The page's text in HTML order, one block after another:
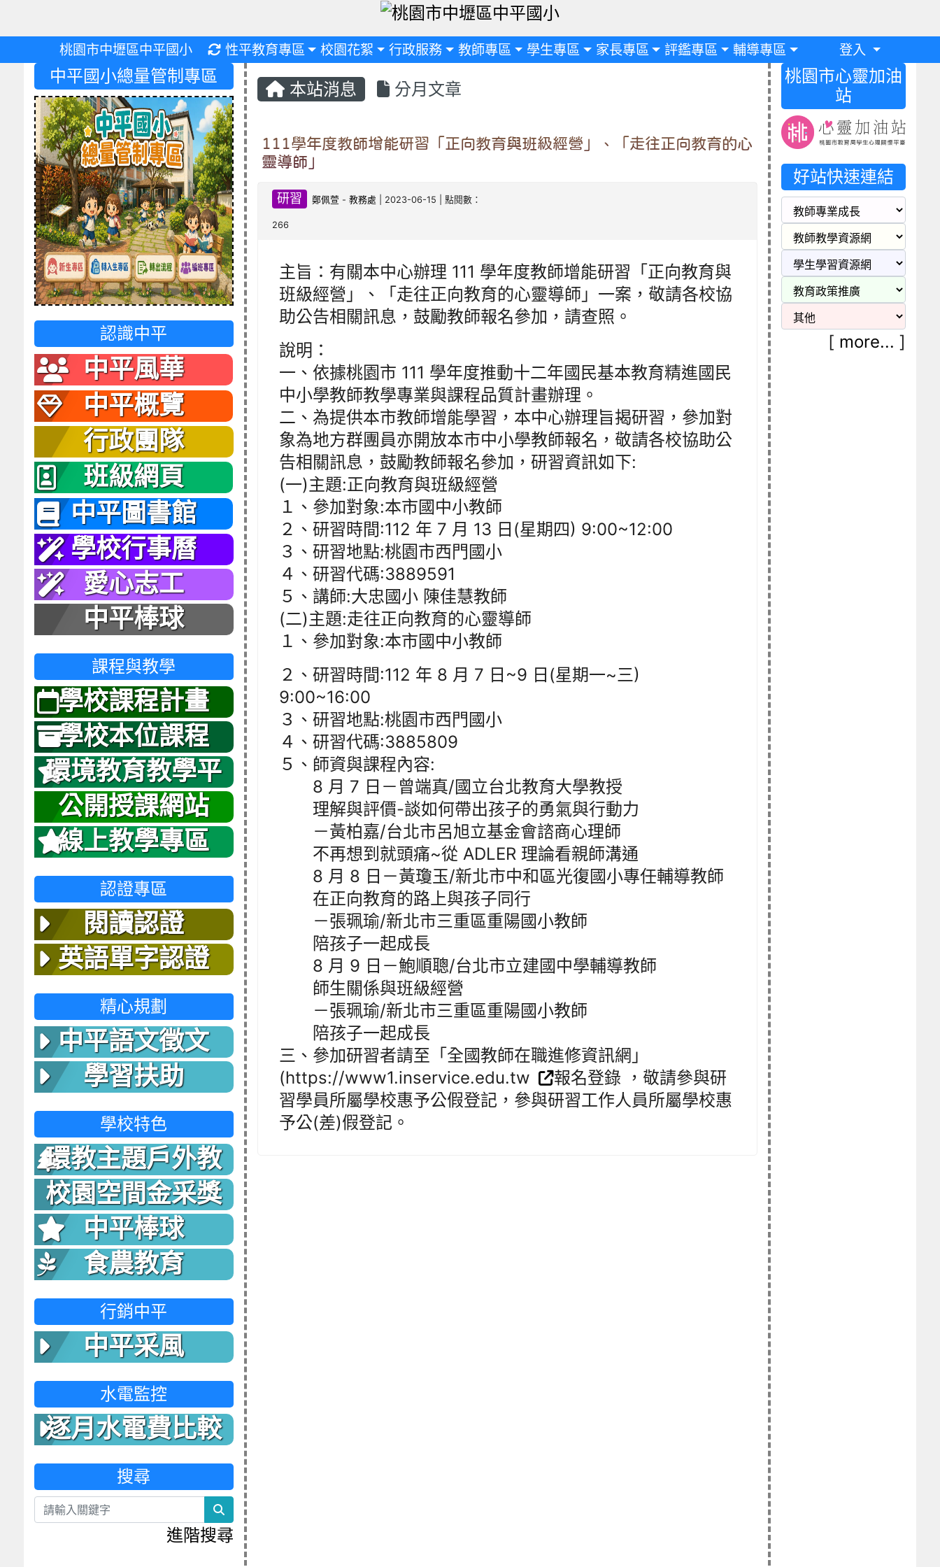
桃園市中壢區中平國小 重新取得佈景設定
性平教育專區 校園花絮 行政服務 教師專區 學生專區 家長專區 評鑑專區 輔導專區 登入
本站消息 分月文章
111學年度教師增能研習「正向教育與班級經營」、「走往正向教育的心
靈導師」
研習 鄭佩萱 -教務處 | 2023-06-15 | 點閱數：
266
主旨：有關本中心辦理 111 學年度教師增能研習「正向教育與
班級經營」、「走往正向教育的心靈導師」一案，敬請各校協
助公告相關訊息，鼓勵教師報名參加，請查照。
說明：
一、依據桃園市 111 學年度推動十二年國民基本教育精進國民
中小學教師教學專業與課程品質計畫辦理。
二、為提供本市教師增能學習，本中心辦理旨揭研習，參加對
象為地方群團員亦開放本市中小學教師報名，敬請各校協助公
告相關訊息，鼓勵教師報名參加，研習資訊如下:
(一)主題:正向教育與班級經營
１、參加對象:本市國中小教師
２、研習時間:112 年 7 月 13 日(星期四) 9:00~12:00
３、研習地點:桃園市西門國小
４、研習代碼:3889591
５、講師:大忠國小 陳佳慧教師
(二)主題:走往正向教育的心靈導師
１、參加對象:本市國中小教師
２、研習時間:112 年 8 月 7 日~9 日(星期一~三)
9:00~16:00
３、研習地點:桃園市西門國小
４、研習代碼:3885809
５、師資與課程內容:
8 月 7 日－曾端真/國立台北教育大學教授
理解與評價-談如何帶出孩子的勇氣與行動力
－黃柏嘉/台北市呂旭立基金會諮商心理師
不再想到就頭痛~從 ADLER 理論看親師溝通
8 月 8 日－黃瓊玉/新北市中和區光復國小專任輔導教師
在正向教育的路上與孩子同行
－張珮瑜/新北市三重區重陽國小教師
陪孩子一起成長
8 月 9 日－鮑順聰/台北市立建國中學輔導教師
師生關係與班級經營
－張珮瑜/新北市三重區重陽國小教師
陪孩子一起成長
三、參加研習者請至「全國教師在職進修資訊網」
(https://www1.inservice.edu.tw
報名登錄 ，敬請參與研
習學員所屬學校惠予公假登記，參與研習工作人員所屬學校惠
予公(差)假登記。
中平國小總量管制專區
認識中平
中平風華
中平概覽
行政團隊
班級網頁
中平圖書館
學校行事曆
愛心志工
中平棒球
課程與教學
學校課程計畫
學校本位課程
環境教育教學平
台
公開授課網站
線上教學專區
認證專區
閱讀認證
英語單字認證
精心規劃
中平語文徵文
學習扶助
學校特色
環教主題戶外教
室
校園空間金采獎
中平棒球
食農教育
行銷中平
中平采風
水電監控
逐月水電費比較
表
搜尋
search
進階搜尋
桃園市心靈加油
站
好站快速連結
[ more... ]